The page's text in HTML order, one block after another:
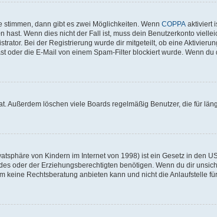
dann gibt es zwei Möglichkeiten. Wenn COPPA aktiviert
Wenn dies nicht der Fall ist, muss dein Benutzerkonto
Bei der Registrierung wurde dir mitgeteilt, ob eine
die E-Mail von einem Spam-Filter blockiert wurde. Wenn
löschen viele Boards regelmäßig Benutzer, die für
von Kindern im Internet von 1998) ist ein Gesetz in den
oder der Erziehungsberechtigten benötigen. Wenn du dir
Rechtsberatung anbieten kann und nicht die Anlaufstelle